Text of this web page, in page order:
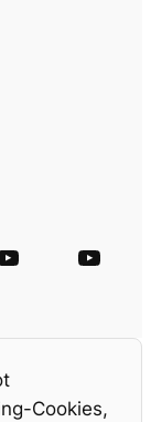
Tech-Videos
Cookies,